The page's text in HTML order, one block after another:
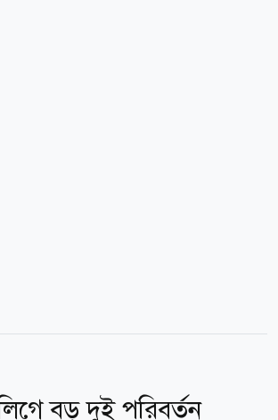
বড় দুই পরিবর্তন